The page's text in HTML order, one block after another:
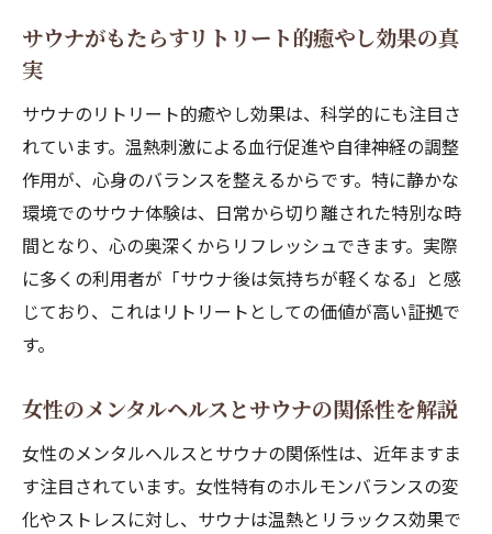
サウナがもたらすリトリート的癒やし効果の真
実
サウナのリトリート的癒やし効果は、科学的にも注目さ
れています。温熱刺激による血行促進や自律神経の調整
作用が、心身のバランスを整えるからです。特に静かな
環境でのサウナ体験は、日常から切り離された特別な時
間となり、心の奥深くからリフレッシュできます。実際
に多くの利用者が「サウナ後は気持ちが軽くなる」と感
じており、これはリトリートとしての価値が高い証拠で
す。
女性のメンタルヘルスとサウナの関係性を解説
女性のメンタルヘルスとサウナの関係性は、近年ますま
す注目されています。女性特有のホルモンバランスの変
化やストレスに対し、サウナは温熱とリラックス効果で